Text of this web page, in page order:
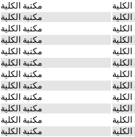
مكتبة الكلية
مكتبة الكلية
مكتبة الكلية
مكتبة الكلية
مكتبة الكلية
مكتبة الكلية
مكتبة الكلية
مكتبة الكلية
مكتبة الكلية
مكتبة الكلية
مكتبة الكلية
مكتبة الكلية